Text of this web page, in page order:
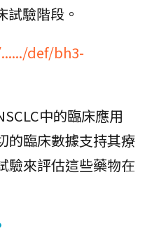
驗階段。
def/bh3-
中的臨床應用
的臨床數據支持其療
驗來評估這些藥物在